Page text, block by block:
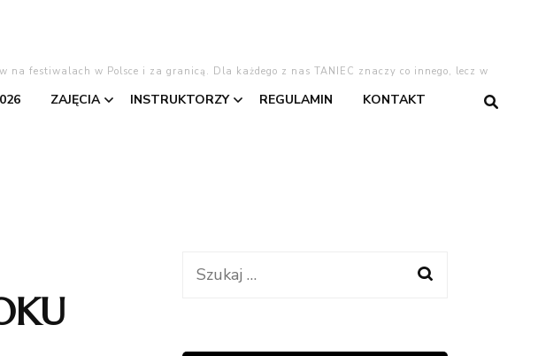
na festiwalach w Polsce i za granicą. Dla każdego z nas TANIEC znaczy co innego, lecz w
ZAJĘCIA INSTRUKTORZY
Lajla
REGULAMIN KONTAKT
Szukaj: